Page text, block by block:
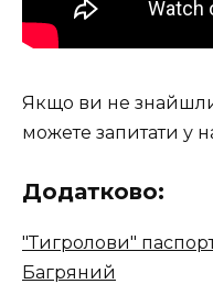
Якщо ви не знайшли
можете запитати у
Додатково:
"Тигролови" паспорт
Багряний